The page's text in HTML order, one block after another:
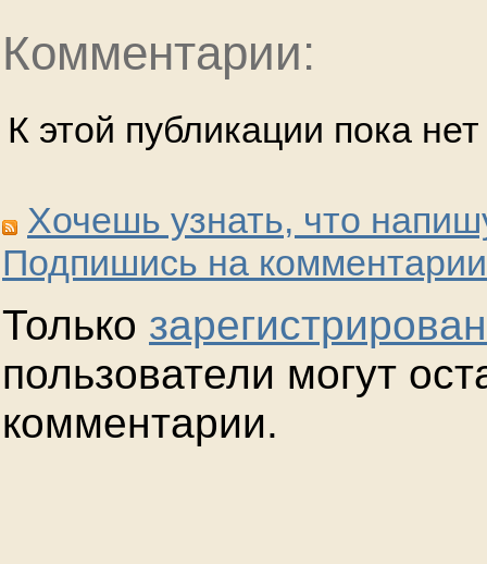
Комментарии:
К этой публикации пока
Хочешь узнать, что
Подпишись на
Только
пользователи могут
комментарии.